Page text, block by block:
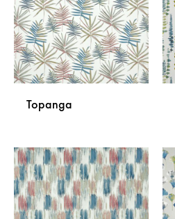
ŽELJA
Topanga
DODAJ
NA
LISTU
ŽELJA